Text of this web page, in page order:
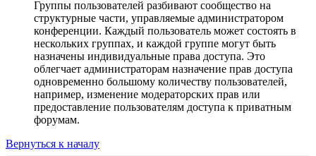
Группы пользователей разбивают сообщество на
структурные части, управляемые администратором
конференции. Каждый пользователь может состоять в
нескольких группах, и каждой группе могут быть
назначены индивидуальные права доступа. Это
облегчает администраторам назначение прав доступа
одновременно большому количеству пользователей,
например, изменение модераторских прав или
предоставление пользователям доступа к приватным
форумам.
Вернуться к началу